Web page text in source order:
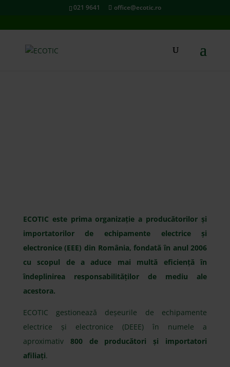
021 9641 office@ecotic.ro
ECOTIC este prima organizație a producătorilor și
importatorilor de echipamente electrice și
electronice (EEE) din România, fondată în anul 2006
cu scopul de a aduce mai multă eficiență în
îndeplinirea responsabilităților de mediu ale
acestora.
ECOTIC gestionează deșeurile de echipamente
electrice și electronice (DEEE) în numele a
aproximativ 800 de producători și importatori
afiliați.